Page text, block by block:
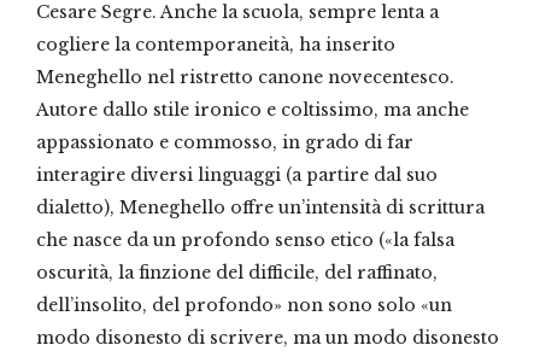
Cesare Segre. Anche la scuola, sempre lenta a
cogliere la contemporaneità, ha inserito
Meneghello nel ristretto canone novecentesco.
Autore dallo stile ironico e coltissimo, ma anche
appassionato e commosso, in grado di far
interagire diversi linguaggi (a partire dal suo
dialetto), Meneghello offre un’intensità di scrittura
che nasce da un profondo senso etico («la falsa
oscurità, la finzione del difficile, del raffinato,
dell’insolito, del profondo» non sono solo «un
modo disonesto di scrivere, ma un modo disonesto